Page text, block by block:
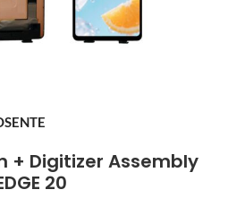
+ Digitizer Assembly
20